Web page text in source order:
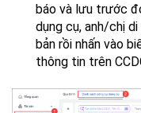
báo và lưu trước
dụng cụ, anh/chị
bản rồi nhấn vào
thông tin trên